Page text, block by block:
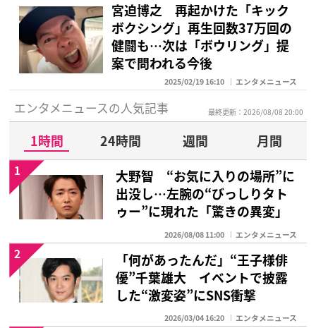
宮迫博之 再起かけた「キック
ボクシング」再生回数37万回の
健闘も…次は「ボウリング」提
案で問われる今後
2025/02/19 16:10 エンタメニュース
エンタメニュースの人気記事 最終更新：2026/08/08 20:00
1時間 24時間 週間
月間
大野智 “お気に入りの場所”に
出没し…左腕の“びっしりタト
ゥー”に現れた「驚きの異変」
2026/08/08 11:00 エンタメニュース
1
「何があったんだ」“王子様俳
優”千葉雄大 イベントで披露
した“激変姿”にSNS衝撃
2026/03/04 16:20 エンタメニュース
2